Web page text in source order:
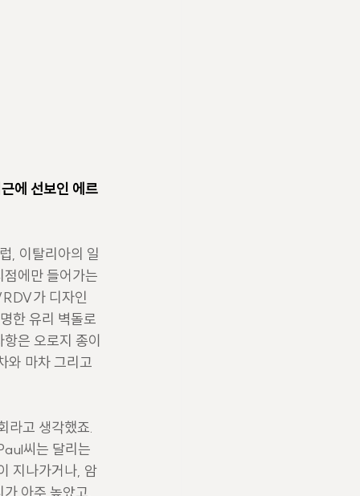
에 선보인 에르
, 이탈리아의 일
에만 들어가는
가 디자인
한 유리 벽돌로
은 오로지 종이
와 마차 그리고
라고 생각했죠.
씨는 달리는
지나가거나, 암